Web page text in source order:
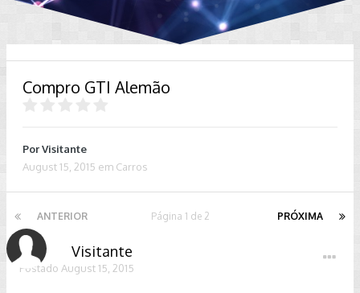
Compro GTI Alemão
Por Visitante
August 15, 2015 em Carros
ANTERIOR PRÓXIMA
Página 1 de 2
Visitante
Postado August 15, 2015